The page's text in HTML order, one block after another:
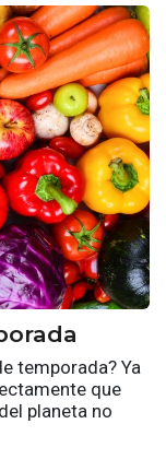
temporada? Ya
que
planeta no